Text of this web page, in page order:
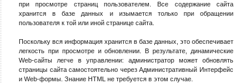
при просмотре страниц пользователем. Все содержание сайта
хранится в базе данных и изымается только при обращении
пользователя к той или иной странице сайта.
Поскольку вся информация хранится в базе данных, это обеспечивает
легкость при просмотре и обновлении. В результате, динамические
Web-сайты легче в управлении: администратор может обновлять
страницы сайта самостоятельно через Административный Интерфейс
и Web-формы. Знание HTML не требуется в этом случае.